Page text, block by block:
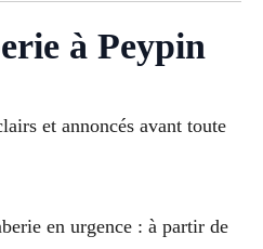
à Peypin
et annoncés avant toute
en urgence : à partir de